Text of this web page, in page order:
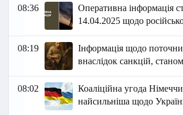
08:36
Оперативна інформація
14.04.2025 щодо
08:19
Інформація щодо
внаслідок санкцій,
08:02
Коаліційна угода
найсильніша щодо